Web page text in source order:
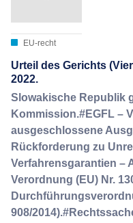
EU-recht
Urteil des Gerichts
2022.
Slowakische Republik
Kommission.#EGFL –
ausgeschlossene
Rückforderung zu
Verfahrensgarantien –
Verordnung (EU) Nr.
908/